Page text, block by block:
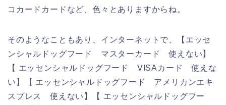
コカードカードなど、色々とありますからね。
そのようなこともあり、インターネットで、【エッセ
ンシャルドッグフード マスターカード 使えない】
【 エッセンシャルドッグフード VISAカード 使えな
い】【 エッセンシャルドッグフード アメリカンエキ
スプレス 使えない】【 エッセンシャルドッグフー